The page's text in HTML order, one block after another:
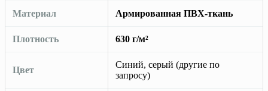
Материал Армированная ПВХ-ткань
Плотность 630 г/м²
Цвет
Синий, серый (другие по
запросу)